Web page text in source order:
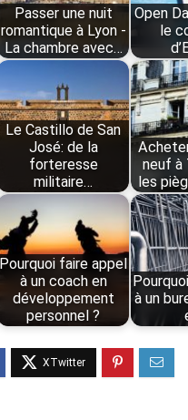
Passer une nuit
romantique à Lyon -
La chambre avec…
Open
le
Le Castillo de San
José: de la
forteresse
militaire…
neuf à
les
Pourquoi faire appel
à un coach en
développement
personnel ?
à un